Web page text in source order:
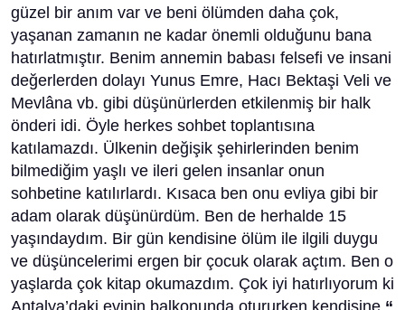
güzel bir anım var ve beni ölümden daha çok,
yaşanan zamanın ne kadar önemli olduğunu bana
hatırlatmıştır. Benim annemin babası felsefi ve insani
değerlerden dolayı Yunus Emre, Hacı Bektaşi Veli ve
Mevlâna vb. gibi düşünürlerden etkilenmiş bir halk
önderi idi. Öyle herkes sohbet toplantısına
katılamazdı. Ülkenin değişik şehirlerinden benim
bilmediğim yaşlı ve ileri gelen insanlar onun
sohbetine katılırlardı. Kısaca ben onu evliya gibi bir
adam olarak düşünürdüm. Ben de herhalde 15
yaşındaydım. Bir gün kendisine ölüm ile ilgili duygu
ve düşüncelerimi ergen bir çocuk olarak açtım. Ben o
yaşlarda çok kitap okumazdım. Çok iyi hatırlıyorum ki
Antalya’daki evinin balkonunda otururken kendisine “